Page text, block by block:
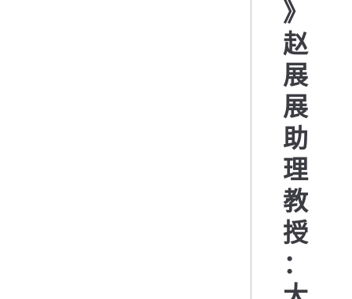
》
赵
展
展
助
理
教
授
：